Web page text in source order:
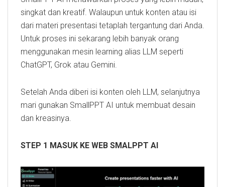
singkat dan kreatif. Walaupun untuk konten atau isi
dari materi presentasi tetaplah tergantung dari Anda.
Untuk proses ini sekarang lebih banyak orang
menggunakan mesin learning alias LLM seperti
ChatGPT, Grok atau Gemini.
Setelah Anda diberi isi konten oleh LLM, selanjutnya
mari gunakan SmallPPT AI untuk membuat desain
dan kreasinya.
STEP 1 MASUK KE WEB SMALPPT AI